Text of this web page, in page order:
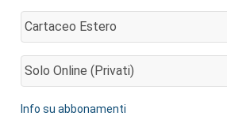
Cartaceo Estero
AGGIUNGI AL CARRELLO
Solo Online (privati)
AGGIUNGI AL CARRELLO
Info su abbonamenti